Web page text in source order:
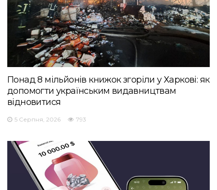
Понад 8 мільйонів книжок згоріли у Харкові: як
допомогти українським видавництвам
відновитися
5 Серпня, 2026 793